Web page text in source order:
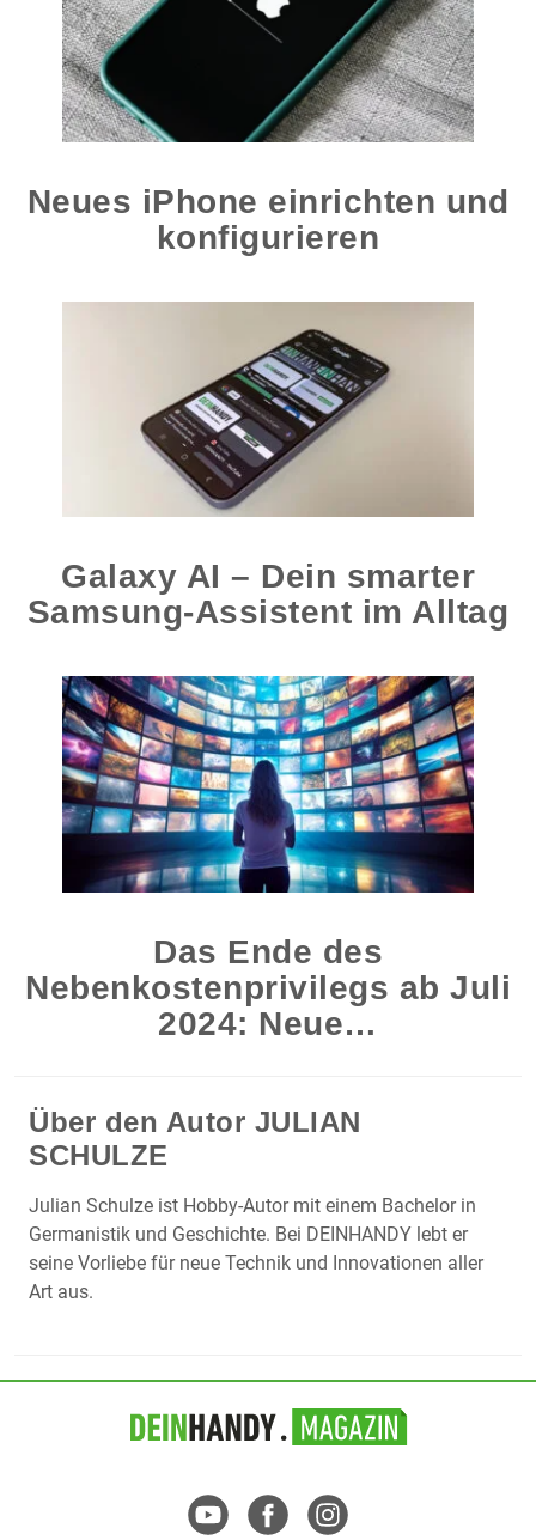
Neues iPhone einrichten und
konfigurieren
Galaxy AI – Dein smarter
Samsung-Assistent im Alltag
Das Ende des
Nebenkostenprivilegs ab Juli
2024: Neue…
Über den Autor JULIAN
SCHULZE
Julian Schulze ist Hobby-Autor mit einem Bachelor in
Germanistik und Geschichte. Bei DEINHANDY lebt er
seine Vorliebe für neue Technik und Innovationen aller
Art aus.